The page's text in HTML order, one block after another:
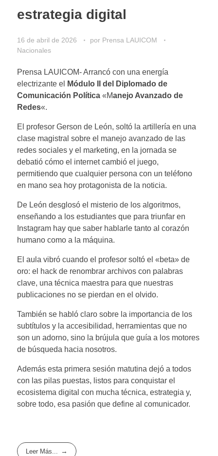
estrategia digital
16 de abril de 2026 por Prensa LAUICOM
Nacionales
Prensa LAUICOM- Arrancó con una energía
electrizante el
Módulo II del Diplomado de
Comunicación Política «Manejo Avanzado de
Redes«.
​El profesor Gerson de León, soltó la artillería en una
clase magistral sobre el manejo avanzado de las
redes sociales y el marketing, ​en la jornada se
debatió cómo el internet cambió el juego,
permitiendo que cualquier persona con un teléfono
en mano sea hoy protagonista de la noticia.
​De León desglosó el misterio de los algoritmos,
enseñando a los estudiantes que para triunfar en
Instagram hay que saber hablarle tanto al corazón
humano como a la máquina.
El aula vibró cuando el profesor soltó el «beta» de
oro: el hack de renombrar archivos con palabras
clave, una técnica maestra para que nuestras
publicaciones no se pierdan en el olvido.
​También se habló claro sobre la importancia de los
subtítulos y la accesibilidad, herramientas que no
son un adorno, sino la brújula que guía a los motores
de búsqueda hacia nosotros.
Además ​esta primera sesión matutina dejó a todos
con las pilas puestas, listos para conquistar el
ecosistema digital con mucha técnica, estrategia y,
sobre todo, esa pasión que define al comunicador.
Leer Más...